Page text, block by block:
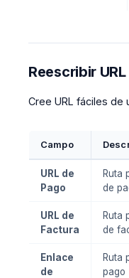
Reescribir URL
Cree URL fáciles de
Campo
URL de
Pago
Ruta
de
URL de
Factura
Ruta
de
Enlace
de
Ruta
pago